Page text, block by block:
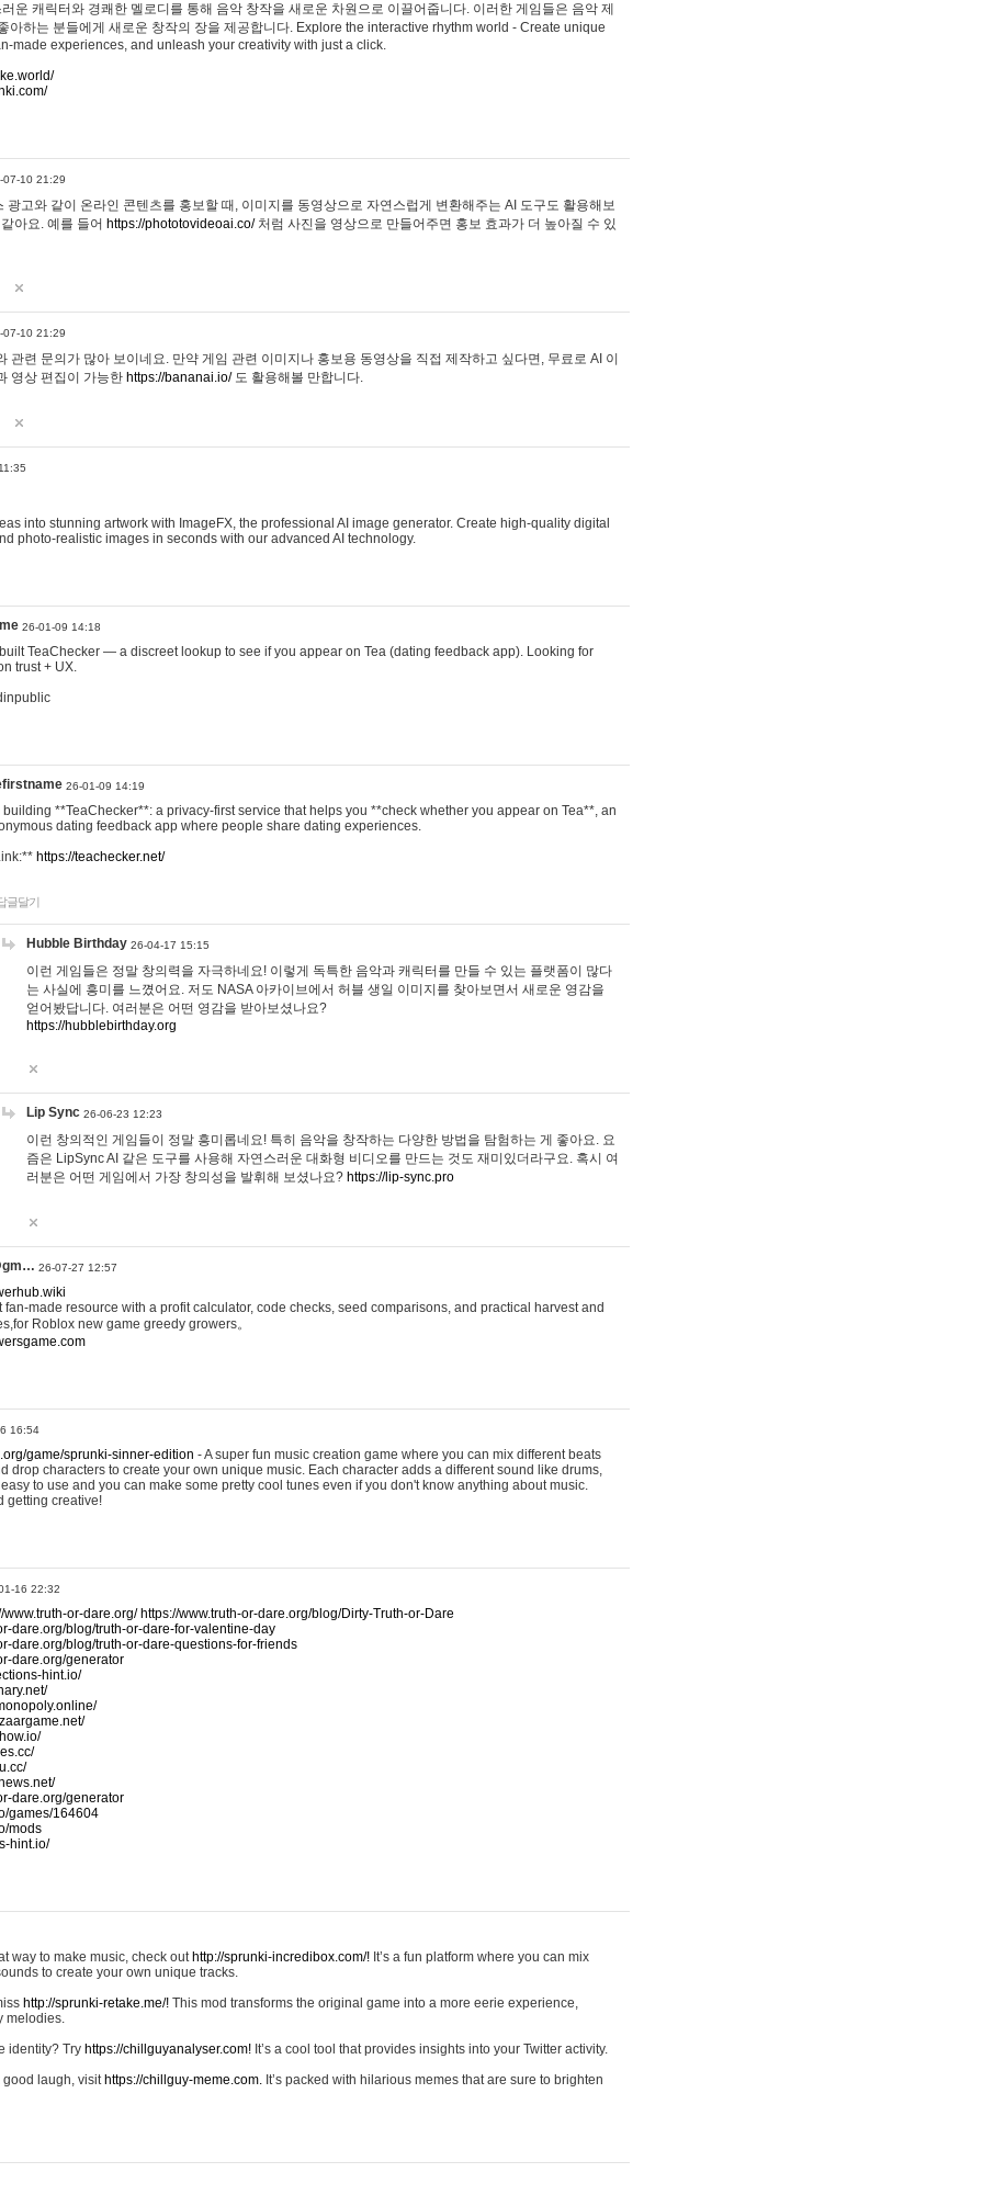
운 캐릭터와 경쾌한 멜로디를 통해 음악 창작을 새로운 차원으로 이끌어줍니다. 이러한 게임들은 음악 제
아하는 분들에게 새로운 창작의 장을 제공합니다. Explore the interactive rhythm world - Create unique
made experiences, and unleash your creativity with just a click.
07-10 21:29
광고와 같이 온라인 콘텐츠를 홍보할 때, 이미지를 동영상으로 자연스럽게 변환해주는 AI 도구도 활용해보
아요. 예를 들어 https://phototovideoai.co/처럼 사진을 영상으로 만들어주면 홍보 효과가 더 높아질 수 있
07-10 21:29
관련 문의가 많아 보이네요. 만약 게임 관련 이미지나 홍보용 동영상을 직접 제작하고 싶다면, 무료로 AI 이
영상 편집이 가능한 https://bananai.io/도 활용해볼 만합니다.
into stunning artwork with ImageFX, the professional AI image generator. Create high-quality digital
photo-realistic images in seconds with our advanced AI technology.
26-01-09 14:18
TeaChecker — a discreet lookup to see if you appear on Tea (dating feedback app). Looking for
trust + UX.
26-01-09 14:19
building **TeaChecker**: a privacy-first service that helps you **check whether you appear on Tea**, an
dating feedback app where people share dating experiences.
https://teachecker.net/
글달기
Hubble Birthday 26-04-17 15:15
이런 게임들은 정말 창의력을 자극하네요! 이렇게 독특한 음악과 캐릭터를 만들 수 있는 플랫폼이 많다
는 사실에 흥미를 느꼈어요. 저도 NASA 아카이브에서 허블 생일 이미지를 찾아보면서 새로운 영감을
얻어봤답니다. 여러분은 어떤 영감을 받아보셨나요?
https://hubblebirthday.org
Lip Sync 26-06-23 12:23
이런 창의적인 게임들이 정말 흥미롭네요! 특히 음악을 창작하는 다양한 방법을 탐험하는 게 좋아요. 요
즘은 LipSync AI 같은 도구를 사용해 자연스러운 대화형 비디오를 만드는 것도 재미있더라구요. 혹시 여
러분은 어떤 게임에서 가장 창의성을 발휘해 보셨나요? https://lip-sync.pro
26-07-27 12:57
made resource with a profit calculator, code checks, seed comparisons, and practical harvest and
Roblox new game greedy growers。
16:54
game/sprunki-sinner-edition - A super fun music creation game where you can mix different beats
drop characters to create your own unique music. Each character adds a different sound like drums,
to use and you can make some pretty cool tunes even if you don't know anything about music.
getting creative!
16 22:32
www.truth-or-dare.org/ https://www.truth-or-dare.org/blog/Dirty-Truth-or-Dare
dare.org/blog/truth-or-dare-for-valentine-day
dare.org/blog/truth-or-dare-questions-for-friends
dare.org/generator
hint.io/
dare.org/generator
games/164604
mods
hint.io/
way to make music, check out http://sprunki-incredibox.com/! It’s a fun platform where you can mix
to create your own unique tracks.
http://sprunki-retake.me/! This mod transforms the original game into a more eerie experience,
melodies.
identity? Try https://chillguyanalyser.com! It’s a cool tool that provides insights into your Twitter activity.
good laugh, visit https://chillguy-meme.com. It’s packed with hilarious memes that are sure to brighten